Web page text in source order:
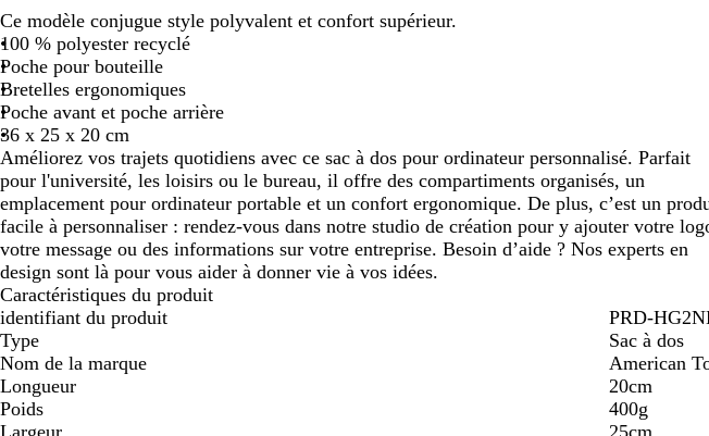
défiler
défiler
défiler
Ce modèle conjugue style polyvalent et confort supérieur.
100 % polyester recyclé
Poche pour bouteille
Bretelles ergonomiques
Poche avant et poche arrière
36 x 25 x 20 cm
Améliorez vos trajets quotidiens avec ce sac à dos pour ordinateur personnalisé. Parfait
pour l'université, les loisirs ou le bureau, il offre des compartiments organisés, un
emplacement pour ordinateur portable et un confort ergonomique. De plus, c’est un
facile à personnaliser : rendez-vous dans notre studio de création pour y ajouter votre
votre message ou des informations sur votre entreprise. Besoin d’aide ? Nos experts en
design sont là pour vous aider à donner vie à vos idées.
Caractéristiques du produit
identifiant du produit
PRD-
Type
Sac à dos
Nom de la marque
American
Longueur
20cm
Poids
400g